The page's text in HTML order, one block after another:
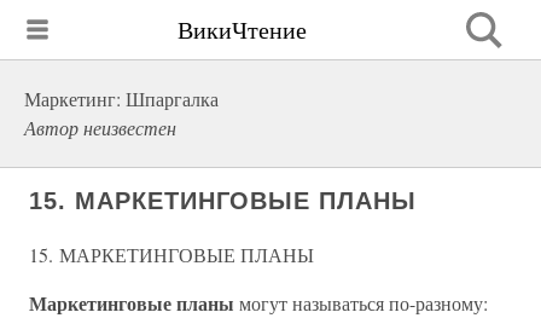
ВикиЧтение
Маркетинг: Шпаргалка
Автор неизвестен
15. МАРКЕТИНГОВЫЕ ПЛАНЫ
15. МАРКЕТИНГОВЫЕ ПЛАНЫ
Маркетинговые планы могут называться по-разному: